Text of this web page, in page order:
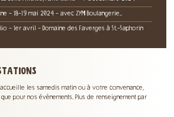
- 18-19 mai 2024 - avec ZYMI Boulangerie..
- 1er avril - Domaine des Faverges à St.-Saphorin
accueille les samedis matin ou à votre convenance,
pour nos évènements. Plus de renseignement par